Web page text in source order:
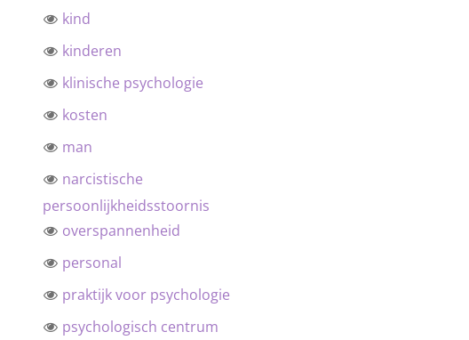
kind
kinderen
klinische psychologie
kosten
man
narcistische
persoonlijkheidsstoornis
overspannenheid
personal
praktijk voor psychologie
psychologisch centrum